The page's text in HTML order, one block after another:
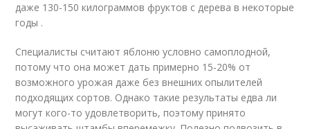
даже 130-150 килограммов фруктов с дерева в некоторые
годы .
Специалисты считают яблоню условно самоплодной,
потому что она может дать примерно 15-20% от
возможного урожая даже без внешних опылителей
подходящих сортов. Однако такие результаты едва ли
могут кого-то удовлетворить, поэтому принято